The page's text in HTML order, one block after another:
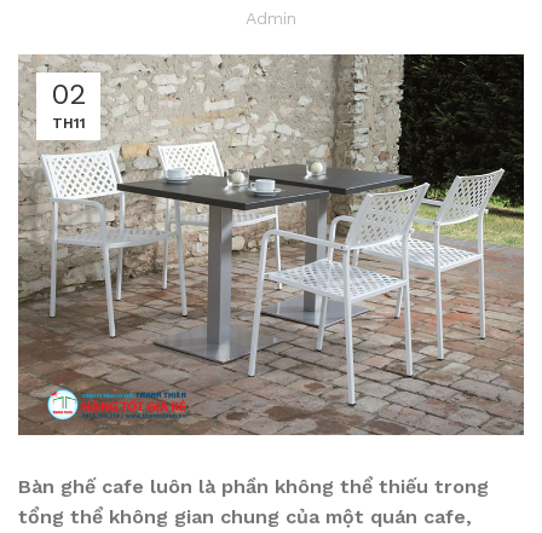
Admin
02
TH11
Bàn ghế cafe luôn là phần không thể thiếu trong
tổng thể không gian chung của một quán cafe,